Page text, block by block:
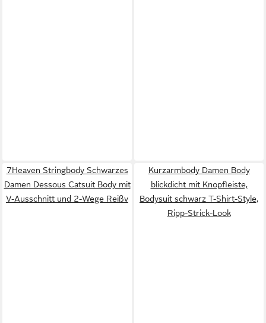
7Heaven Stringbody Schwarzes
Damen Dessous Catsuit Body mit
V-Ausschnitt und 2-Wege Reißv
Kurzarmbody Damen Body
blickdicht mit Knopfleiste,
Bodysuit schwarz T-Shirt-Style,
Ripp-Strick-Look